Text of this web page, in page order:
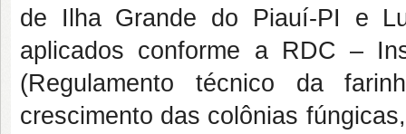
de Ilha Grande do Piauí-PI e
aplicados conforme a RDC –
(Regulamento técnico da
crescimento das colônias